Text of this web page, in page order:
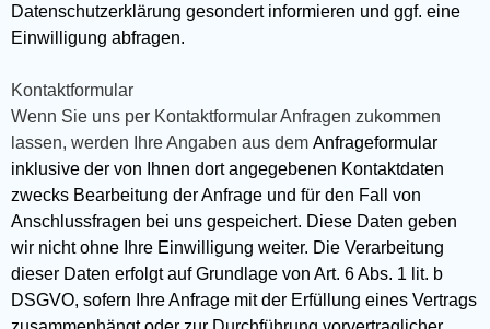
Datenschutzerklärung gesondert informieren und ggf. eine
Einwilligung abfragen.
Kontaktformular
Wenn Sie uns per Kontaktformular Anfragen zukommen
lassen, werden Ihre Angaben aus dem Anfrageformular
inklusive der von Ihnen dort angegebenen Kontaktdaten
zwecks Bearbeitung der Anfrage und für den Fall von
Anschlussfragen bei uns gespeichert. Diese Daten geben
wir nicht ohne Ihre Einwilligung weiter. Die Verarbeitung
dieser Daten erfolgt auf Grundlage von Art. 6 Abs. 1 lit. b
DSGVO, sofern Ihre Anfrage mit der Erfüllung eines Vertrags